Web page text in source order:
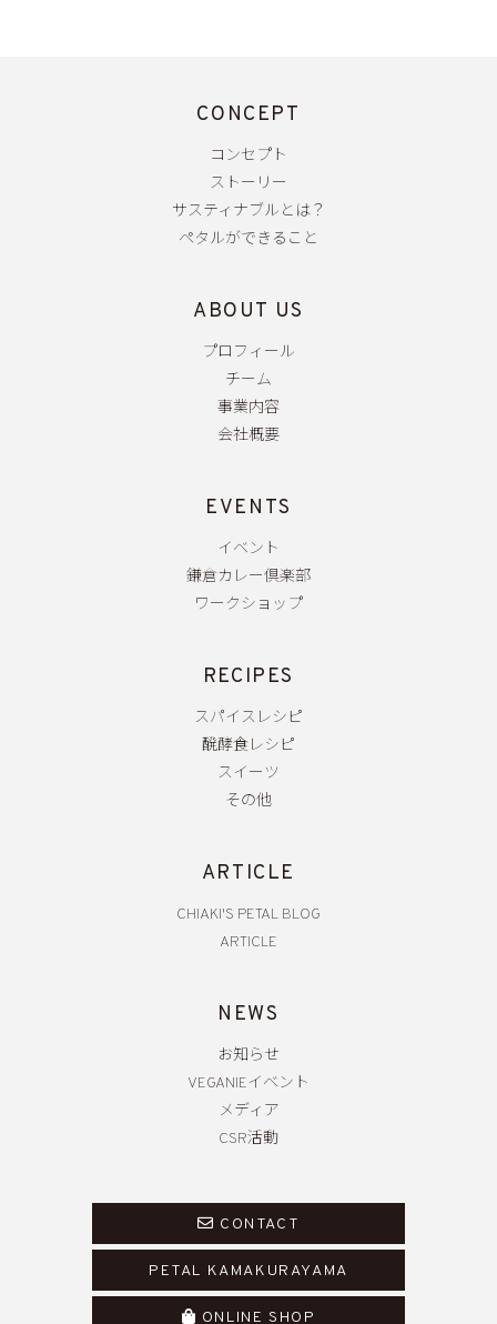
CONCEPT
コンセプト
ストーリー
サスティナブルとは？
ペタルができること
ABOUT US
プロフィール
チーム
事業内容
会社概要
EVENTS
イベント
鎌倉カレー倶楽部
ワークショップ
RECIPES
スパイスレシピ
醗酵食レシピ
スイーツ
その他
ARTICLE
CHIAKI'S PETAL BLOG
ARTICLE
NEWS
お知らせ
VEGANIEイベント
メディア
CSR活動
CONTACT
PETAL KAMAKURAYAMA
ONLINE SHOP